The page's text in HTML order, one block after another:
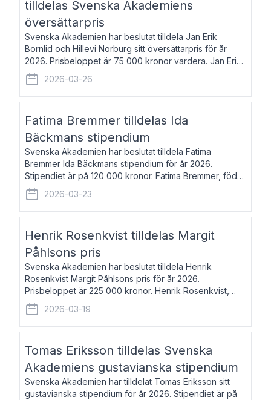
tilldelas Svenska Akademiens
översättarpris
Svenska Akademien har beslutat tilldela Jan Erik
Bornlid och Hillevi Norburg sitt översättarpris för år
2026. Prisbeloppet är 75 000 kronor vardera. Jan Erik
Bornlid, född 1947, är översättare från tyska. Han är
främst känd för sina översät
2026-03-26
Fatima Bremmer tilldelas Ida
Bäckmans stipendium
Svenska Akademien har beslutat tilldela Fatima
Bremmer Ida Bäckmans stipendium för år 2026.
Stipendiet är på 120 000 kronor. Fatima Bremmer, född
1977, är journalist och författare. Hon utkom i fjol med
boken Ligan. Klarakvarterens blodsyst
2026-03-23
Henrik Rosenkvist tilldelas Margit
Påhlsons pris
Svenska Akademien har beslutat tilldela Henrik
Rosenkvist Margit Påhlsons pris för år 2026.
Prisbeloppet är 225 000 kronor. Henrik Rosenkvist,
född 1965, är professor i nordiska språk vid Göteborgs
universitet. Han disputerade 2004 på avhan
2026-03-19
Tomas Eriksson tilldelas Svenska
Akademiens gustavianska stipendium
Svenska Akademien har tilldelat Tomas Eriksson sitt
gustavianska stipendium för år 2026. Stipendiet är på